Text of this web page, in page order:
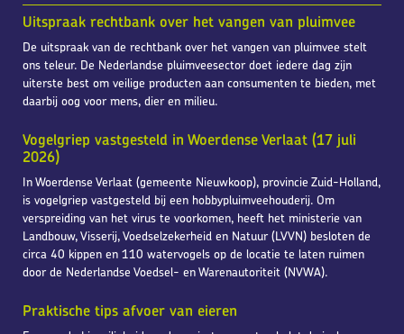
Uitspraak rechtbank over het vangen van pluimvee
De uitspraak van de rechtbank over het vangen van pluimvee stelt
ons teleur. De Nederlandse pluimveesector doet iedere dag zijn
uiterste best om veilige producten aan consumenten te bieden, met
daarbij oog voor mens, dier en milieu.
Vogelgriep vastgesteld in Woerdense Verlaat (17 juli
2026)
In Woerdense Verlaat (gemeente Nieuwkoop), provincie Zuid-Holland,
is vogelgriep vastgesteld bij een hobbypluimveehouderij. Om
verspreiding van het virus te voorkomen, heeft het ministerie van
Landbouw, Visserij, Voedselzekerheid en Natuur (LVVN) besloten de
circa 40 kippen en 110 watervogels op de locatie te laten ruimen
door de Nederlandse Voedsel- en Warenautoriteit (NVWA).
Praktische tips afvoer van eieren